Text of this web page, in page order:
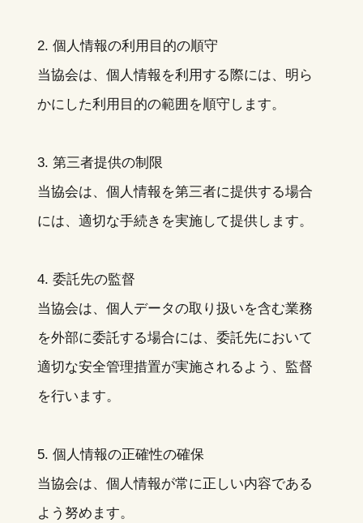
2. 個人情報の利用目的の順守
当協会は、個人情報を利用する際には、明ら
かにした利用目的の範囲を順守します。
3. 第三者提供の制限
当協会は、個人情報を第三者に提供する場合
には、適切な手続きを実施して提供します。
4. 委託先の監督
当協会は、個人データの取り扱いを含む業務
を外部に委託する場合には、委託先において
適切な安全管理措置が実施されるよう、監督
を行います。
5. 個人情報の正確性の確保
当協会は、個人情報が常に正しい内容である
よう努めます。